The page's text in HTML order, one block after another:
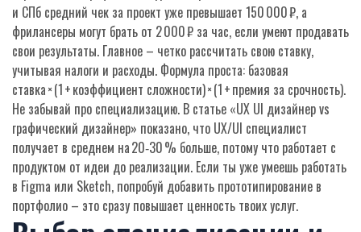
и СПб средний чек за проект уже превышает 150 000 ₽, а
фрилансеры могут брать от 2 000 ₽ за час, если умеют продавать
свои результаты. Главное – четко рассчитать свою ставку,
учитывая налоги и расходы. Формула проста: базовая
ставка × (1 + коэффициент сложности) × (1 + премия за срочность).
Не забывай про специализацию. В статье «UX UI дизайнер vs
графический дизайнер» показано, что UX/UI специалист
получает в среднем на 20‑30 % больше, потому что работает с
продуктом от идеи до реализации. Если ты уже умеешь работать
в Figma или Sketch, попробуй добавить прототипирование в
портфолио – это сразу повышает ценность твоих услуг.